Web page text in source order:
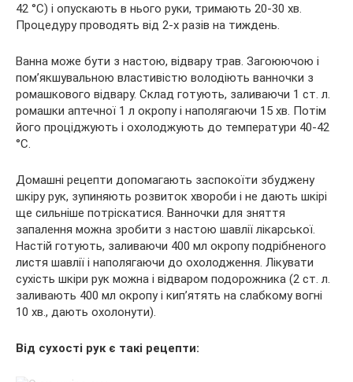
42 °C) і опускають в нього руки, тримають 20-30 хв.
Процедуру проводять від 2-х разів на тиждень.
Ванна може бути з настою, відвару трав. Загоюючою і
пом’якшувальною властивістю володіють ванночки з
ромашкового відвару. Склад готують, заливаючи 1 ст. л.
ромашки аптечної 1 л окропу і наполягаючи 15 хв. Потім
його проціджують і охолоджують до температури 40-42
°C.
Домашні рецепти допомагають заспокоїти збуджену
шкіру рук, зупиняють розвиток хвороби і не дають шкірі
ще сильніше потріскатися. Ванночки для зняття
запалення можна зробити з настою шавлії лікарської.
Настій готують, заливаючи 400 мл окропу подрібненого
листя шавлії і наполягаючи до охолодження. Лікувати
сухість шкіри рук можна і відваром подорожника (2 ст. л.
заливають 400 мл окропу і кип’ятять на слабкому вогні
10 хв., дають охолонути).
Від сухості рук є такі рецепти: